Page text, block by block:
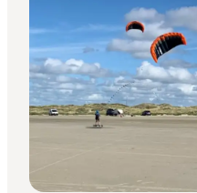
Oplev Esbjerg
Oplev Fanø
Oplev Mandø
Oplev Vadehavet
Det Sker